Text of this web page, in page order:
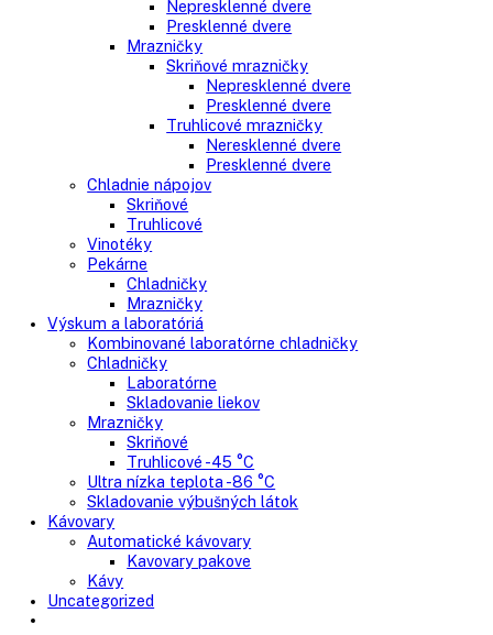
Chladnička na víno
Humidory
Gastro prevádzky
Kombinované chladničky
Chladničky
Nepresklenné dvere
Presklenné dvere
Mrazničky
Skriňové mrazničky
Truhlicové mrazničky
Chladnie nápojov
Skriňové
Truhlicové
Vinotéky
Pekárne
Chladničky
Mrazničky
Výskum a laboratóriá
Kombinované laboratórne chladničky
Chladničky
Laboratórne
Mrazničky